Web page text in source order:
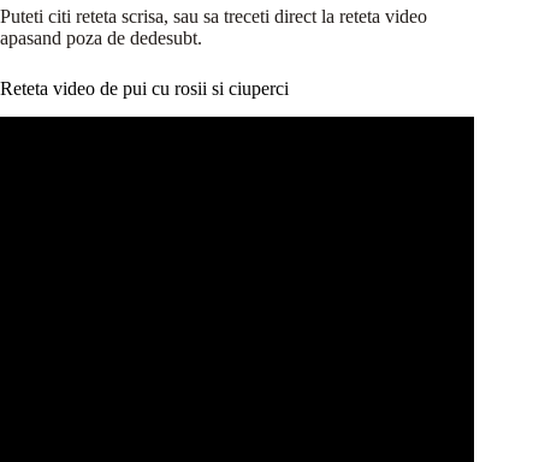
Puteti citi reteta scrisa, sau sa treceti direct la reteta video
apasand poza de dedesubt.
Reteta video de pui cu rosii si ciuperci